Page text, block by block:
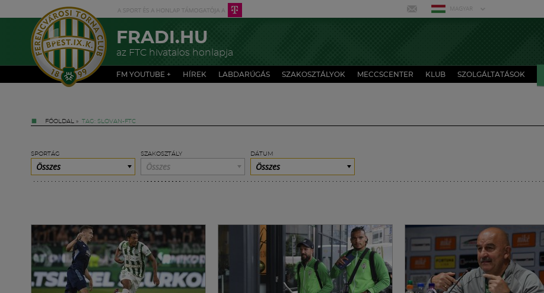
MAGYAR
FRADI.HU
az FTC hivatalos honlapja
FM YOUTUBE + HÍREK LABDARÚGÁS SZAKOSZTÁLYOK MECCSCENTER KLUB SZOLGÁLTATÁSOK
FŐOLDAL » TAG: SLOVAN-FTC
SPORTÁG
Összes
SZAKOSZTÁLY
Összes
DÁTUM
Összes